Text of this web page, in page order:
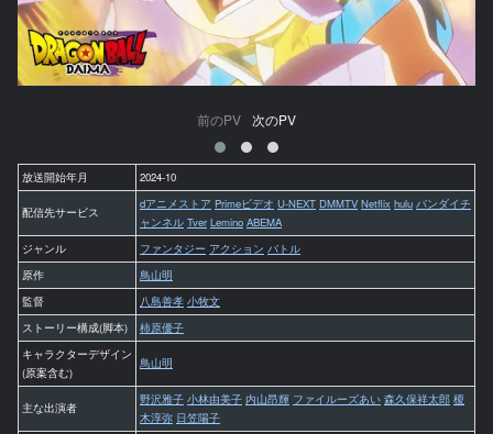
前のPV 次のPV
放送開始年月 2024-10
配信先サービス
dアニメストア Primeビデオ U-NEXT DMMTV Netflix hulu バンダイチ
ャンネル Tver Lemino ABEMA
ジャンル
ファンタジー アクション バトル
原作
鳥山明
監督
八島善孝 小牧文
ストーリー構成(脚本)
柿原優子
キャラクターデザイン
(原案含む)
鳥山明
主な出演者
野沢雅子 小林由美子 内山昂輝 ファイルーズあい 森久保祥太郎 榎
木淳弥 日笠陽子